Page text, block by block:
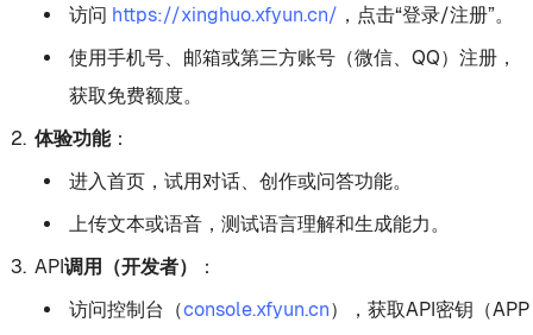
访问 https://xinghuo.xfyun.cn/ ，点击“登录/注册”。
使用手机号、邮箱或第三方账号（微信、QQ）注册，
获取免费额度。
体验功能：
进入首页，试用对话、创作或问答功能。
上传文本或语音，测试语言理解和生成能力。
API调用（开发者）
：
访问控制台（console.xfyun.cn），获取API密钥（APP